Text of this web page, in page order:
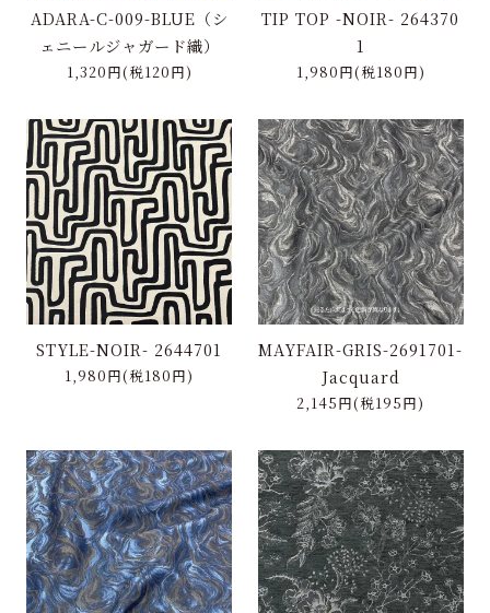
ADARA-C-009-BLUE（シ
ェニールジャガード織）
1,320円(税120円)
TIP TOP -NOIR- 264370
1
1,980円(税180円)
STYLE-NOIR- 2644701
1,980円(税180円)
MAYFAIR-GRIS-2691701-
Jacquard
2,145円(税195円)